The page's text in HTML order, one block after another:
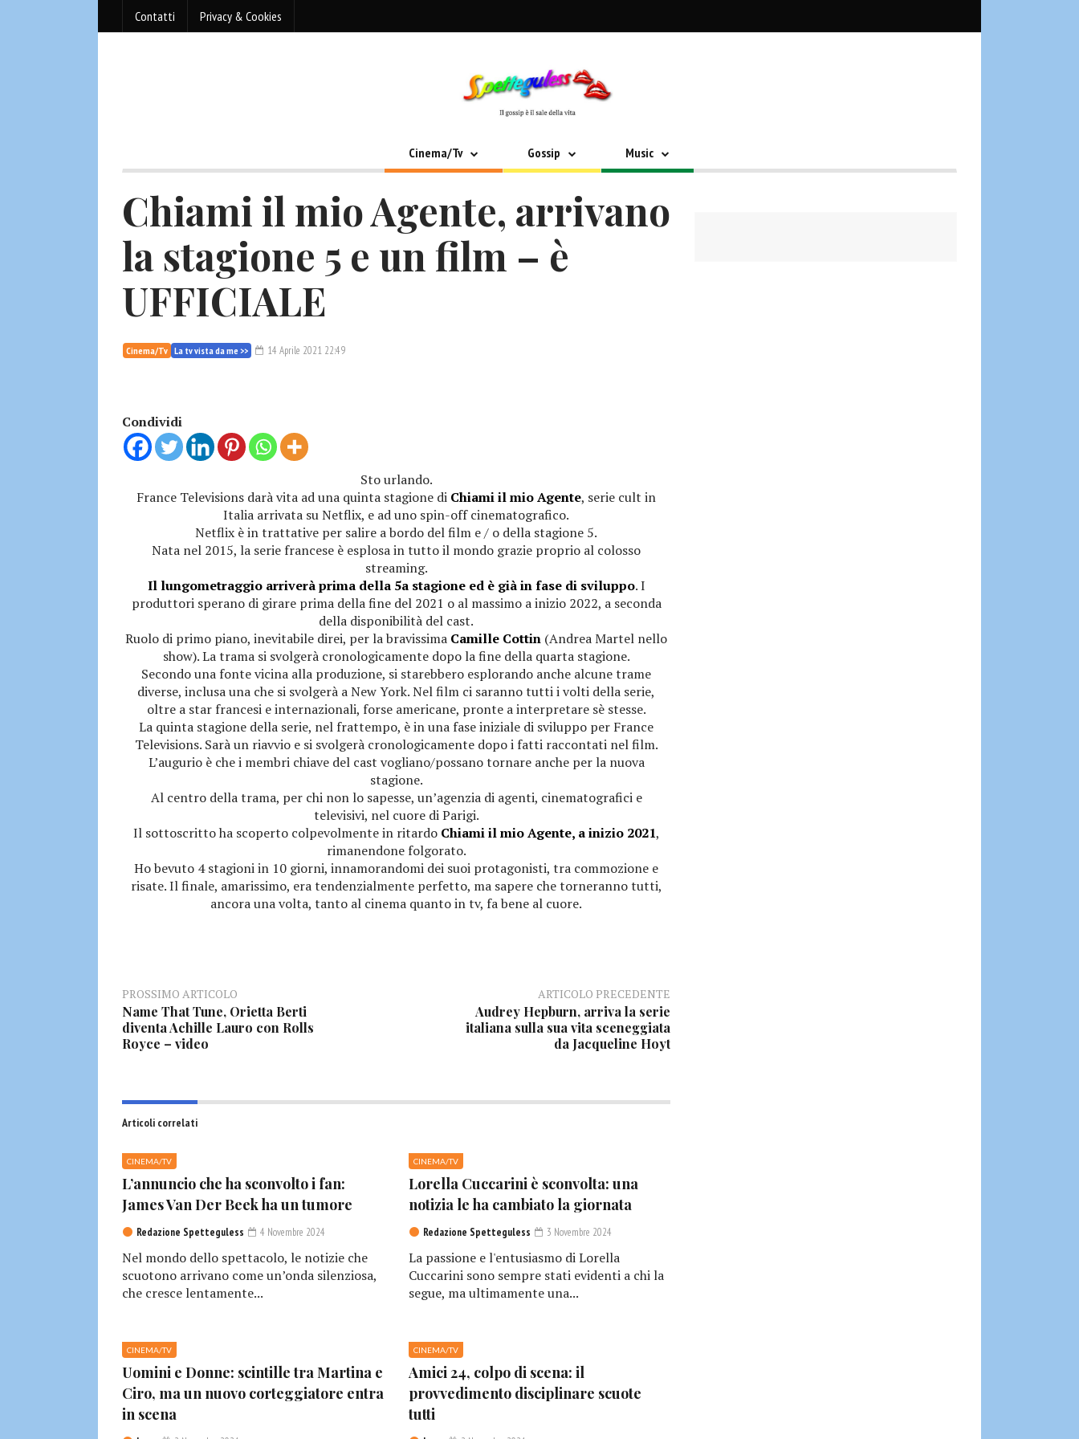
Contatti Privacy & Cookies
Cinema/Tv Gossip Music
Chiami il mio Agente, arrivano
la stagione 5 e un film – è
UFFICIALE
Cinema/Tv La tv vista da me >> 14 Aprile 2021 22:49
Condividi
Sto urlando.
France Televisions darà vita ad una quinta stagione di Chiami il mio Agente, serie cult in
Italia arrivata su Netflix, e ad uno spin-off cinematografico.
Netflix è in trattative per salire a bordo del film e / o della stagione 5.
Nata nel 2015, la serie francese è esplosa in tutto il mondo grazie proprio al colosso
streaming.
Il lungometraggio arriverà prima della 5a stagione ed è già in fase di sviluppo. I
produttori sperano di girare prima della fine del 2021 o al massimo a inizio 2022, a seconda
della disponibilità del cast.
Ruolo di primo piano, inevitabile direi, per la bravissima Camille Cottin (Andrea Martel nello
show). La trama si svolgerà cronologicamente dopo la fine della quarta stagione.
Secondo una fonte vicina alla produzione, si starebbero esplorando anche alcune trame
diverse, inclusa una che si svolgerà a New York. Nel film ci saranno tutti i volti della serie,
oltre a star francesi e internazionali, forse americane, pronte a interpretare sè stesse.
La quinta stagione della serie, nel frattempo, è in una fase iniziale di sviluppo per France
Televisions. Sarà un riavvio e si svolgerà cronologicamente dopo i fatti raccontati nel film.
L’augurio è che i membri chiave del cast vogliano/possano tornare anche per la nuova
stagione.
Al centro della trama, per chi non lo sapesse, un’agenzia di agenti, cinematografici e
televisivi, nel cuore di Parigi.
Il sottoscritto ha scoperto colpevolmente in ritardo Chiami il mio Agente, a inizio 2021,
rimanendone folgorato.
Ho bevuto 4 stagioni in 10 giorni, innamorandomi dei suoi protagonisti, tra commozione e
risate. Il finale, amarissimo, era tendenzialmente perfetto, ma sapere che torneranno tutti,
ancora una volta, tanto al cinema quanto in tv, fa bene al cuore.
PROSSIMO ARTICOLO
Name That Tune, Orietta Berti
diventa Achille Lauro con Rolls
Royce – video
ARTICOLO PRECEDENTE
Audrey Hepburn, arriva la serie
italiana sulla sua vita sceneggiata
da Jacqueline Hoyt
Articoli correlati
CINEMA/TV
L’annuncio che ha sconvolto i fan:
James Van Der Beek ha un tumore
Redazione Spetteguless 4 Novembre 2024
Nel mondo dello spettacolo, le notizie che
scuotono arrivano come un’onda silenziosa,
che cresce lentamente...
CINEMA/TV
Lorella Cuccarini è sconvolta: una
notizia le ha cambiato la giornata
Redazione Spetteguless 3 Novembre 2024
La passione e l'entusiasmo di Lorella
Cuccarini sono sempre stati evidenti a chi la
segue, ma ultimamente una...
CINEMA/TV
Uomini e Donne: scintille tra Martina e
Ciro, ma un nuovo corteggiatore entra
in scena
CINEMA/TV
Amici 24, colpo di scena: il
provvedimento disciplinare scuote
tutti